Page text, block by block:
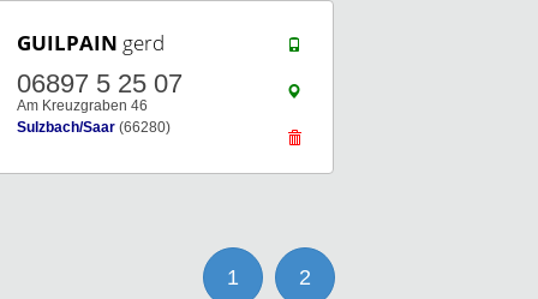
GUILPAIN gerd
06897 5 25 07
Am Kreuzgraben 46
Sulzbach/Saar (66280)
1 2